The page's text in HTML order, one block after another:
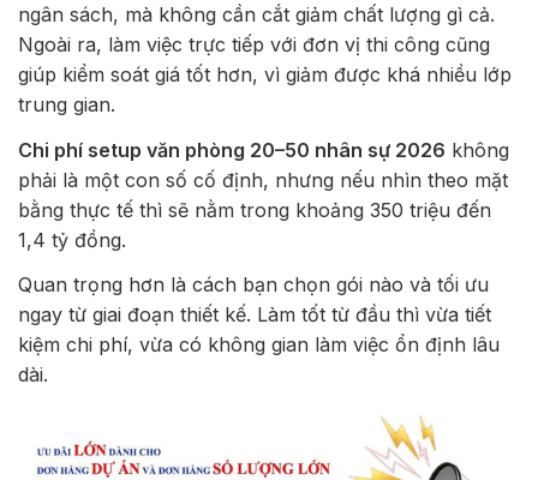
ngân sách, mà không cần cắt giảm chất lượng gì cả.
Ngoài ra, làm việc trực tiếp với đơn vị thi công cũng
giúp kiểm soát giá tốt hơn, vì giảm được khá nhiều lớp
trung gian.
Chi phí setup văn phòng 20–50 nhân sự 2026 không
phải là một con số cố định, nhưng nếu nhìn theo mặt
bằng thực tế thì sẽ nằm trong khoảng 350 triệu đến
1,4 tỷ đồng.
Quan trọng hơn là cách bạn chọn gói nào và tối ưu
ngay từ giai đoạn thiết kế. Làm tốt từ đầu thì vừa tiết
kiệm chi phí, vừa có không gian làm việc ổn định lâu
dài.